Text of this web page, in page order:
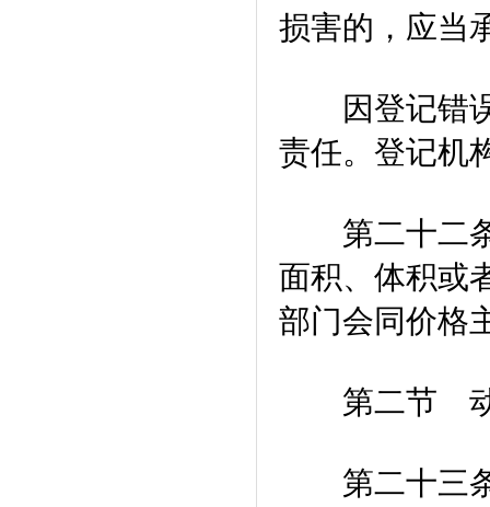
损害的，应当
因登记错误
责任。登记机
第二十二条
面积、体积或
部门会同价格
第二节 动
第二十三条